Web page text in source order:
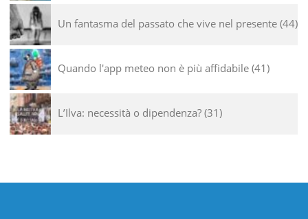
Un fantasma del passato che vive nel presente 44
Quando l'app meteo non è più affidabile 41
L’Ilva: necessità o dipendenza? 31